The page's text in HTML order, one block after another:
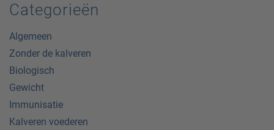
Categorieën
Algemeen
Zonder de kalveren
Biologisch
Gewicht
Immunisatie
Kalveren voederen